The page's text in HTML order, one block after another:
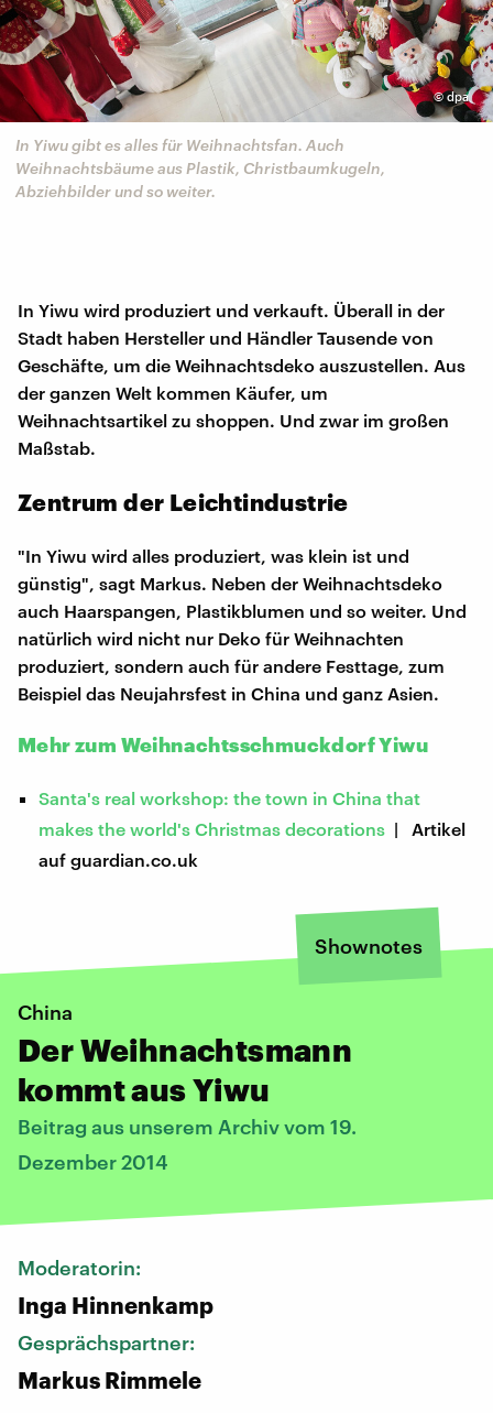
©dpa
In Yiwu gibt es alles für Weihnachtsfan. Auch
Weihnachtsbäume aus Plastik, Christbaumkugeln,
Abziehbilder und so weiter.
In Yiwu wird produziert und verkauft. Überall in der
Stadt haben Hersteller und Händler Tausende von
Geschäfte, um die Weihnachtsdeko auszustellen. Aus
der ganzen Welt kommen Käufer, um
Weihnachtsartikel zu shoppen. Und zwar im großen
Maßstab.
Zentrum der Leichtindustrie
"In Yiwu wird alles produziert, was klein ist und
günstig", sagt Markus. Neben der Weihnachtsdeko
auch Haarspangen, Plastikblumen und so weiter. Und
natürlich wird nicht nur Deko für Weihnachten
produziert, sondern auch für andere Festtage, zum
Beispiel das Neujahrsfest in China und ganz Asien.
Mehr zum Weihnachtsschmuckdorf Yiwu
Santa's real workshop: the town in China that
makes the world's Christmas decorations | Artikel
auf guardian.co.uk
Shownotes
China
Der Weihnachtsmann
kommt aus Yiwu
Beitrag aus unserem Archiv vom 19.
Dezember 2014
Moderatorin:
Inga Hinnenkamp
Gesprächspartner:
Markus Rimmele